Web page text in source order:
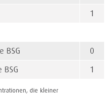
1
BSG
0
BSG
1
die kleiner